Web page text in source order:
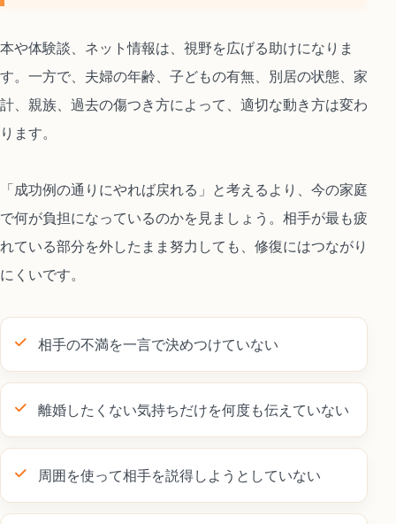
本や体験談、ネット情報は、視野を広げる助けになりま
す。一方で、夫婦の年齢、子どもの有無、別居の状態、家
計、親族、過去の傷つき方によって、適切な動き方は変わ
ります。
「成功例の通りにやれば戻れる」と考えるより、今の家庭
で何が負担になっているのかを見ましょう。相手が最も疲
れている部分を外したまま努力しても、修復にはつながり
にくいです。
相手の不満を一言で決めつけていない
離婚したくない気持ちだけを何度も伝えていない
周囲を使って相手を説得しようとしていない